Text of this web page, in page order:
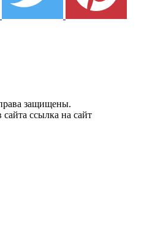
защищены.
ссылка на сайт